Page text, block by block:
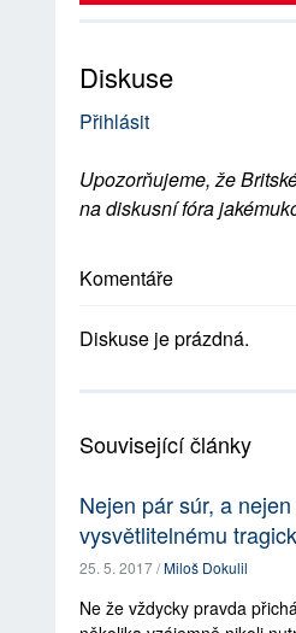
Diskuse
Přihlásit
Upozorňujeme, že
na diskusní fóra
Komentáře
Diskuse je prázdná.
Související články
Nejen pár súr, a
vysvětlitelnému
25. 5. 2017 /Miloš Dokulil
Ne že vždycky pravda